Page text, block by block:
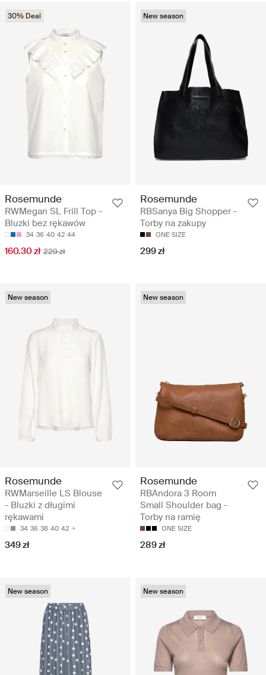
30% Deal
Rosemunde
RWMegan SL Frill Top -
Bluzki bez rękawów
34 36 40 42 44
160.30 zł 229 zł
New season
Rosemunde
RBSanya Big Shopper -
Torby na zakupy
ONE SIZE
299 zł
New season
Rosemunde
RWMarseille LS Blouse
- Bluzki z długimi
rękawami
34 36 38 40 42
349 zł
New season
Rosemunde
RBAndora 3 Room
Small Shoulder bag -
Torby na ramię
ONE SIZE
289 zł
New season New season